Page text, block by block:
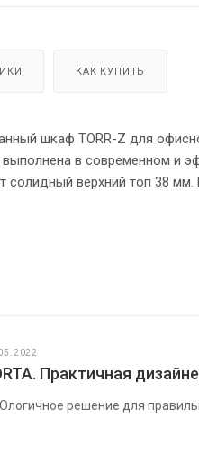
КАК КУПИТЬ
шкаф TORR-Z для
в современном и
солидный верхний топ 38
На всех дверцах имеются
Практичная
решение для